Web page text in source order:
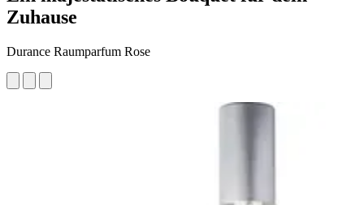
Zuhause
Durance Raumparfum Rose